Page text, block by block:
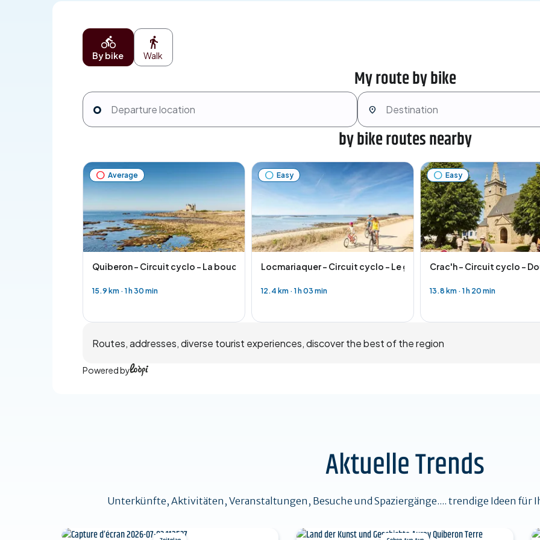
By bike Walk
My route by bike
by bike routes nearby
Average
Quiberon - Circuit cyclo - La boucle de Quiberon
15.9 km · 1 h 30 min
Easy
Locmariaquer - Circuit cyclo - Le grand tour
12.4 km · 1 h 03 min
Easy
Crac'h - Circuit cyclo -
13.8 km · 1 h 20 min
Routes, addresses, diverse tourist experiences, discover the best of the region
Powered by
Aktuelle Trends
Unterkünfte, Aktivitäten, Veranstaltungen, Besuche und Spaziergänge.... trendige Ideen für